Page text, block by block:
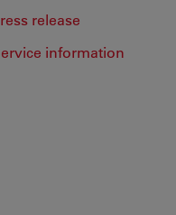
release
information